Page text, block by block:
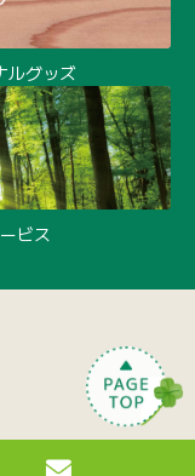
ルグッズ
ビス